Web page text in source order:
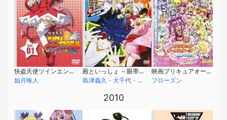
快盗天使ツインエンジェル ～キュンキュン☆ときめきパラダイス!!～
如月唯人
殿といっしょ ～眼帯の野望～
島津義久・犬千代・前田利家
映画プリキュアオールスターズDX3 未来にとどけ！世界をつなぐ☆虹色の花
フローズン
2010